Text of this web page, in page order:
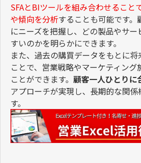
SFAとBIツールを組み合わせること
や傾向を分析することも可能です。
にニーズを把握し、どの製品やサ
すいのかを明らかにできます。
また、過去の購買データをもとに
ことで、営業戦略やマーケティング
ことができます。 顧客一人ひとりに
アプローチが実現し、長期的な関係
す。